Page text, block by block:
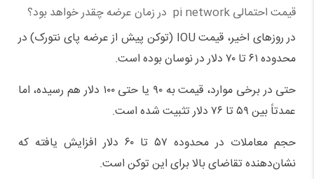
قیمت احتمالی pi network در زمان عرضه چقدر خواهد بود؟
در روزهای اخیر، قیمت IOU (توکن پیش از عرضه پای نتورک) در
محدوده ۶۱ تا ۷۰ دلار در نوسان بوده است.
حتی در برخی موارد، قیمت به ۹۰ یا حتی ۱۰۰ دلار هم رسیده، اما
عمدتاً بین ۵۹ تا ۷۶ دلار تثبیت شده است.
حجم معاملات در محدوده ۵۷ تا ۶۰ دلار افزایش یافته که
نشان‌دهنده تقاضای بالا برای این توکن است.